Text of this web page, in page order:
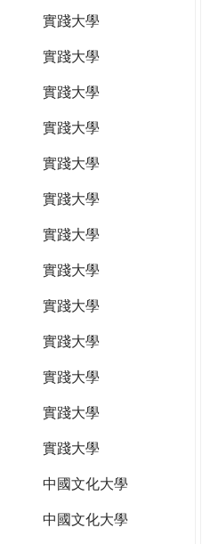
實踐大學
實踐大學
實踐大學
實踐大學
實踐大學
實踐大學
實踐大學
實踐大學
實踐大學
實踐大學
實踐大學
實踐大學
實踐大學
中國文化大學
中國文化大學